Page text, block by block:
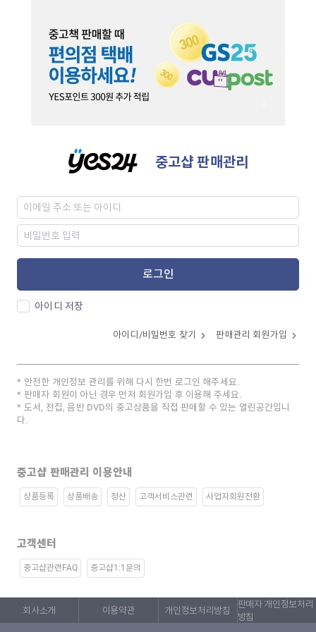
중고샵 판매관리
로그인
아이디 저장
아이디/비밀번호 찾기 판매관리 회원가입
안전한 개인정보 관리를 위해 다시 한번 로그인 해주세요.
판매자 회원이 아닌 경우 먼저 회원가입 후 이용해 주세요.
도서, 전집, 음반 DVD의 중고상품을 직접 판매할 수 있는 열린공간입니
다.
중고샵 판매관리 이용안내
상품등록 상품배송 정산 고객서비스관련 사업자회원전환
고객센터
중고샵관련FAQ 중고샵1:1문의
회사소개 이용약관 개인정보처리방침
판매자 개인정보처리
방침